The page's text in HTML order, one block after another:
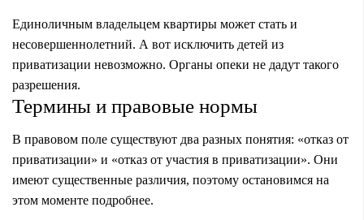
Единоличным владельцем квартиры может стать и
несовершеннолетний. А вот исключить детей из
приватизации невозможно. Органы опеки не дадут такого
разрешения.
Термины и правовые нормы
В правовом поле существуют два разных понятия: «отказ от
приватизации» и «отказ от участия в приватизации». Они
имеют существенные различия, поэтому остановимся на
этом моменте подробнее.